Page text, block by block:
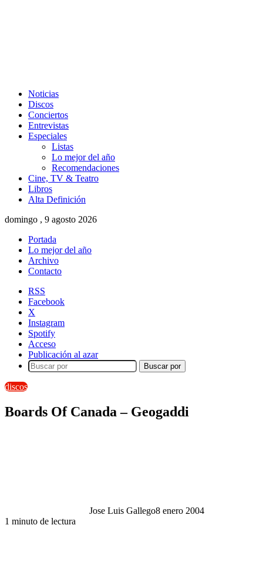
Noticias
Discos
Conciertos
Entrevistas
Especiales
Listas
Lo mejor del año
Recomendaciones
Cine, TV & Teatro
Libros
Alta Definición
domingo , 9 agosto 2026
Portada
Lo mejor del año
Archivo
Contacto
RSS
Facebook
X
Instagram
Spotify
Acceso
Publicación al azar
Buscar por
discos
Boards Of Canada – Geogaddi
Jose Luis Gallego8 enero 2004
1 minuto de lectura